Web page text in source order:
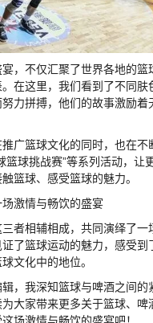
，不仅汇聚了世界各地的篮
在这里，我们看到了不同肤
力拼搏，他们的故事激励着
广篮球文化的同时，也在不
篮球挑战赛”等系列活动，让
篮球、感受篮球的魅力。
激情与畅饮的盛宴
者相辅相成，共同演绎了一
了篮球运动的魅力，感受到
文化中的地位。
，我深知篮球与啤酒之间的
大家带来更多关于篮球、啤